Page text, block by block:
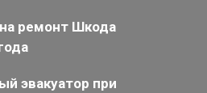
ремонт Шкода
эвакуатор при